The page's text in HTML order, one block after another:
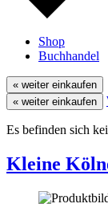
Shop
Buchhandel
« weiter einkaufen
« weiter einkaufen
Es befinden sich
Kleine